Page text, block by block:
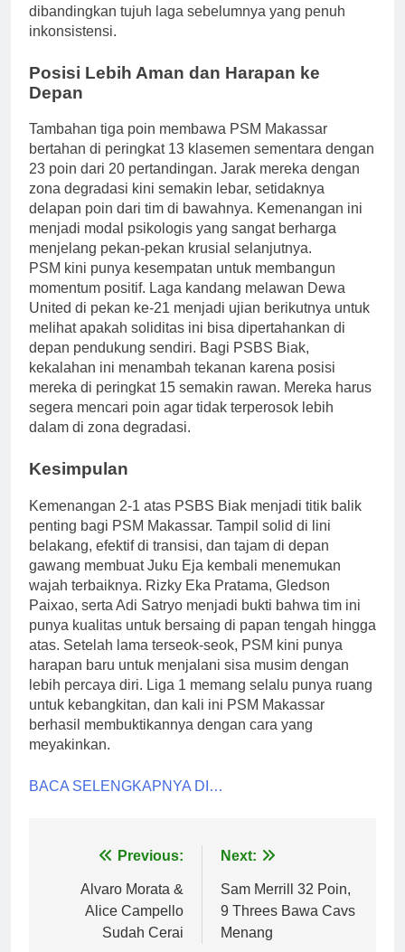
dibandingkan tujuh laga sebelumnya yang penuh
inkonsistensi.
Posisi Lebih Aman dan Harapan ke
Depan
Tambahan tiga poin membawa PSM Makassar
bertahan di peringkat 13 klasemen sementara dengan
23 poin dari 20 pertandingan. Jarak mereka dengan
zona degradasi kini semakin lebar, setidaknya
delapan poin dari tim di bawahnya. Kemenangan ini
menjadi modal psikologis yang sangat berharga
menjelang pekan-pekan krusial selanjutnya.
PSM kini punya kesempatan untuk membangun
momentum positif. Laga kandang melawan Dewa
United di pekan ke-21 menjadi ujian berikutnya untuk
melihat apakah soliditas ini bisa dipertahankan di
depan pendukung sendiri. Bagi PSBS Biak,
kekalahan ini menambah tekanan karena posisi
mereka di peringkat 15 semakin rawan. Mereka harus
segera mencari poin agar tidak terperosok lebih
dalam di zona degradasi.
Kesimpulan
Kemenangan 2-1 atas PSBS Biak menjadi titik balik
penting bagi PSM Makassar. Tampil solid di lini
belakang, efektif di transisi, dan tajam di depan
gawang membuat Juku Eja kembali menemukan
wajah terbaiknya. Rizky Eka Pratama, Gledson
Paixao, serta Adi Satryo menjadi bukti bahwa tim ini
punya kualitas untuk bersaing di papan tengah hingga
atas. Setelah lama terseok-seok, PSM kini punya
harapan baru untuk menjalani sisa musim dengan
lebih percaya diri. Liga 1 memang selalu punya ruang
untuk kebangkitan, dan kali ini PSM Makassar
berhasil membuktikannya dengan cara yang
meyakinkan.
BACA SELENGKAPNYA DI…
navigation
Previous:
Alvaro Morata &
Alice Campello
Sudah Cerai
Next:
Sam Merrill 32 Poin,
9 Threes Bawa Cavs
Menang